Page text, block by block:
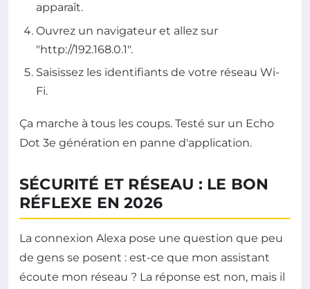
apparaît.
Ouvrez un navigateur et allez sur
"http://192.168.0.1".
Saisissez les identifiants de votre réseau Wi-
Fi.
Ça marche à tous les coups. Testé sur un Echo
Dot 3e génération en panne d'application.
SÉCURITÉ ET RÉSEAU : LE BON
RÉFLEXE EN 2026
La connexion Alexa pose une question que peu
de gens se posent : est-ce que mon assistant
écoute mon réseau ? La réponse est non, mais il